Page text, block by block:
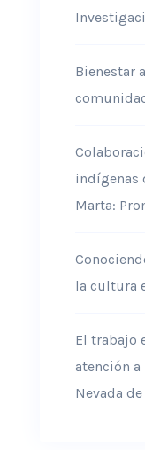
Bienestar
indígenas
Marta:
la cultura
El trabajo
atención
Nevada